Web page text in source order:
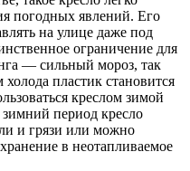
погодных явлений. Его
на улице даже под
ограничение для
— сильный мороз, так
пластик становится
креслом зимой
период кресло
и грязи или можно
в неотапливаемое